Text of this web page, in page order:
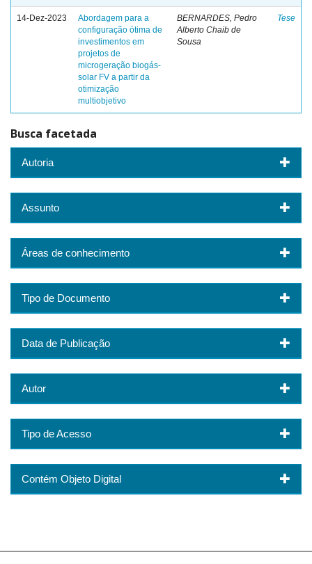
14-Dez-2023
Abordagem para a
configuração ótima de
investimentos em
projetos de
microgeração biogás-
solar FV a partir da
otimização
multiobjetivo
BERNARDES, Pedro
Alberto Chaib de
Sousa
Tese
Busca facetada
Autoria
Assunto
Áreas de conhecimento
Tipo de Documento
Data de Publicação
Autor
Tipo de Acesso
Contém Objeto Digital